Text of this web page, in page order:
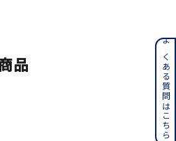
品 よくある質問はこちら